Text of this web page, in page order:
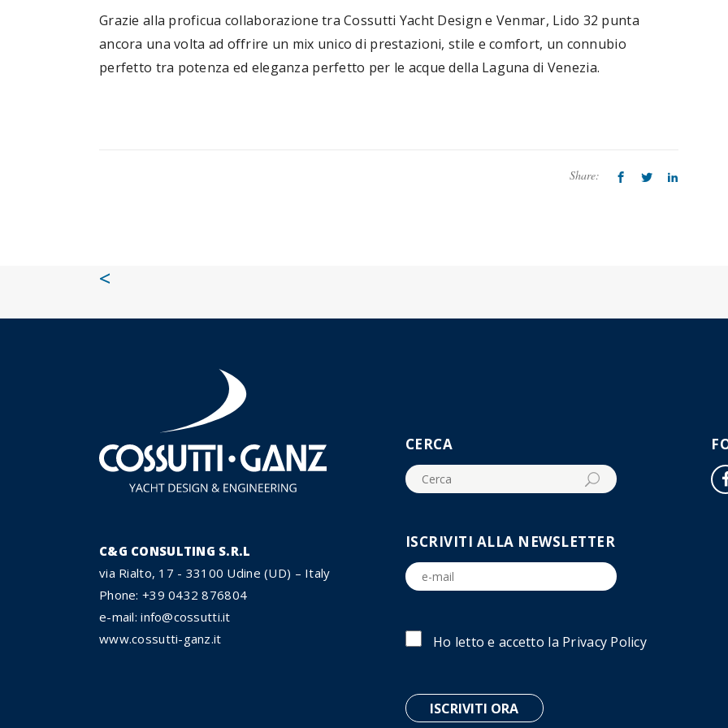
Grazie alla proficua collaborazione tra Cossutti Yacht Design e Venmar, Lido 32 punta
ancora una volta ad offrire un mix unico di prestazioni, stile e comfort, un connubio
perfetto tra potenza ed eleganza perfetto per le acque della Laguna di Venezia.
Share:
<
C&G CONSULTING S.R.L
via Rialto, 17 - 33100 Udine (UD) – Italy
Phone: +39 0432 876804
e-mail: info@cossutti.it
www.cossutti-ganz.it
CERCA
ISCRIVITI ALLA NEWSLETTER
Ho letto e accetto la Privacy Policy